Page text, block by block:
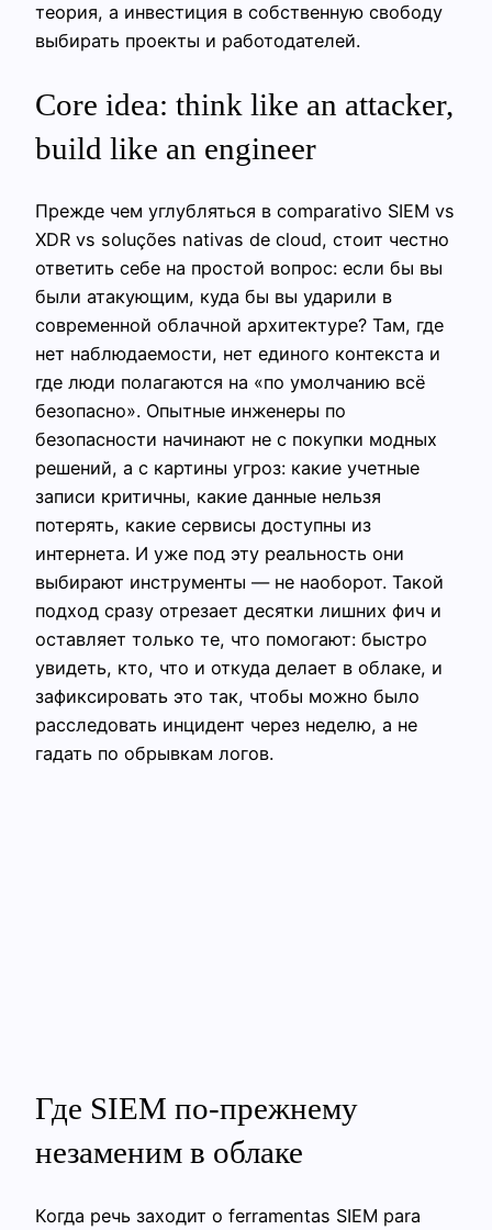
теория, а инвестиция в собственную свободу
выбирать проекты и работодателей.
Сore idea: think like an attacker,
build like an engineer
Прежде чем углубляться в comparativo SIEM vs
XDR vs soluções nativas de cloud, стоит честно
ответить себе на простой вопрос: если бы вы
были атакующим, куда бы вы ударили в
современной облачной архитектуре? Там, где
нет наблюдаемости, нет единого контекста и
где люди полагаются на «по умолчанию всё
безопасно». Опытные инженеры по
безопасности начинают не с покупки модных
решений, а с картины угроз: какие учетные
записи критичны, какие данные нельзя
потерять, какие сервисы доступны из
интернета. И уже под эту реальность они
выбирают инструменты — не наоборот. Такой
подход сразу отрезает десятки лишних фич и
оставляет только те, что помогают: быстро
увидеть, кто, что и откуда делает в облаке, и
зафиксировать это так, чтобы можно было
расследовать инцидент через неделю, а не
гадать по обрывкам логов.
Где SIEM по‑прежнему
незаменим в облаке
Когда речь заходит о ferramentas SIEM para